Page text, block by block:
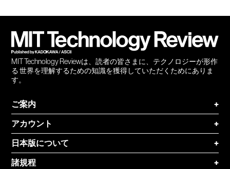
MIT Technology Reviewは、読者の皆さまに、テクノロジーが形作
る 世界を理解するための知識を獲得していただくためにありま
す。
ご案内
+
アカウント
+
日本版について
+
諸規程
+